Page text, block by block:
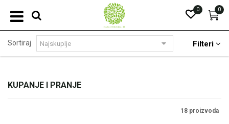
0
0
KUPANJE I PRANJE
Sortiraj Filteri
18 proizvoda